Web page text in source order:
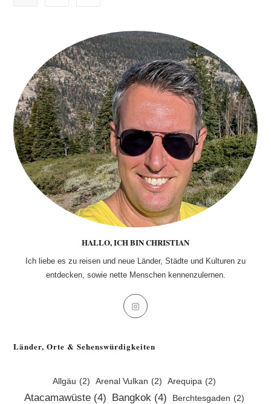
HALLO, ICH BIN CHRISTIAN
Ich liebe es zu reisen und neue Länder, Städte und Kulturen zu
entdecken, sowie nette Menschen kennenzulernen.
new
Länder, Orte & Sehenswürdigkeiten
Allgäu (2) Arenal Vulkan (2) Arequipa (2)
Atacamawüste (4) Bangkok (4) Berchtesgaden (2)